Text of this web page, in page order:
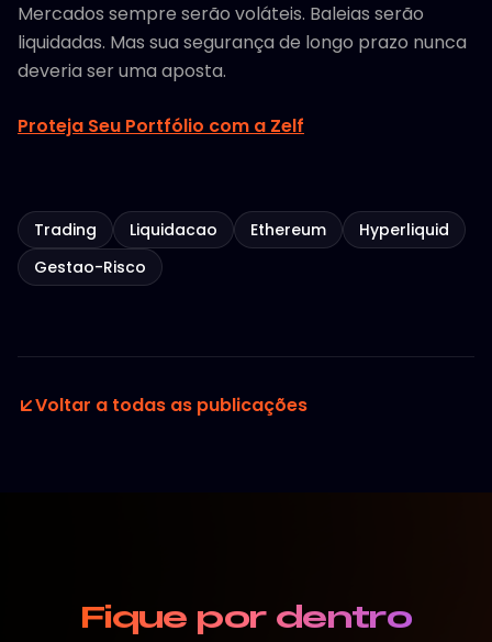
Mercados sempre serão voláteis. Baleias serão
liquidadas. Mas sua segurança de longo prazo nunca
deveria ser uma aposta.
Proteja Seu Portfólio com a Zelf
Trading Liquidacao Ethereum
Hyperliquid
Gestao-Risco
Voltar a todas as publicações
Fique por dentro